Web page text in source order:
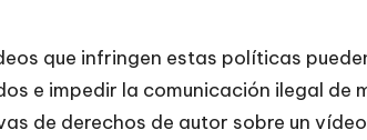
que infringen estas políticas
e impedir la comunicación ilegal de
de derechos de autor sobre un